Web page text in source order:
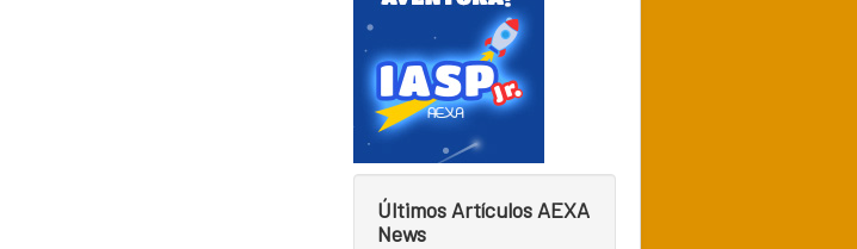
Últimos Artículos AEXA
News